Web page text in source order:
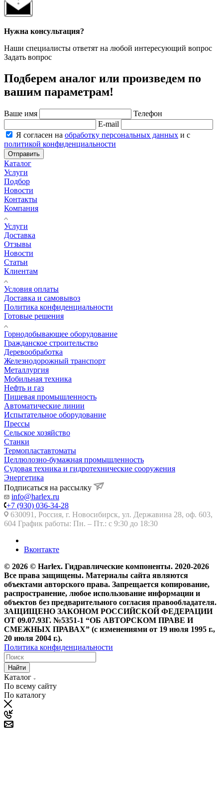
Нужна консультация?
Наши специалисты ответят на любой интересующий вопрос
Задать вопрос
Подберем аналог или произведем по
вашим параметрам!
Ваше имя
Телефон
E-mail
Я согласен на обработку персональных данных и с
политикой конфиденциальности
Отправить
Каталог
Услуги
Подбор
Новости
Контакты
Компания
Услуги
Доставка
Отзывы
Новости
Статьи
Клиентам
Условия оплаты
Доставка и самовывоз
Политика конфиденциальности
Готовые решения
Горнодобывающее оборудование
Гражданское строительство
Деревообработка
Железнодорожный транспорт
Металлургия
Мобильная техника
Нефть и газ
Пищевая промышленность
Автоматические линии
Испытательное оборудование
Прессы
Сельское хозяйство
Станки
Термопластавтоматы
Целлюлозно-бумажная промышленность
Судовая техника и гидротехнические сооружения
Энергетика
Подписаться на рассылку
info@harlex.ru
+7 (930) 036-34-28
630091, Россия, г. Новосибирск, ул. Державина 28, оф. 603,
604 График работы: Пн. – Пт.: с 9:30 до 18:30
Вконтакте
© 2026 © Harlex. Гидравлические компоненты. 2020-2026
Все права защищены. Материалы сайта являются
объектами авторского права. Запрещается копирование,
распространение, любое использование информации и
объектов без предварительного согласия правообладателя.
ЗАЩИЩЕНО ЗАКОНОМ РОССИЙСКОЙ ФЕДЕРАЦИИ
ОТ 09.07.93Г. №5351-1 “ОБ АВТОРСКОМ ПРАВЕ И
СМЕЖНЫХ ПРАВАХ” (с изменениями от 19 июля 1995 г.,
20 июля 2004 г.).
Политика конфиденциальности
Найти
Каталог
По всему сайту
По каталогу